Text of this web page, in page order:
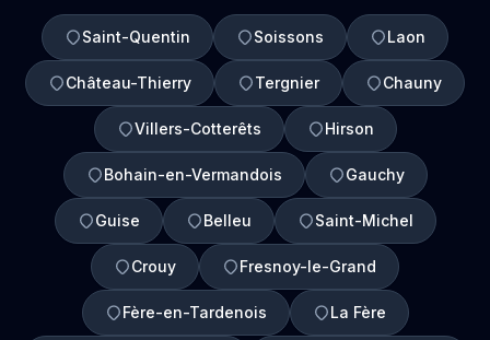
Saint-Quentin Soissons Laon
Château-Thierry Tergnier Chauny
Villers-Cotterêts Hirson
Bohain-en-Vermandois Gauchy
Guise Belleu Saint-Michel
Crouy Fresnoy-le-Grand
Fère-en-Tardenois La Fère